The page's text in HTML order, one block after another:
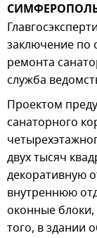
заключение по
ремонта
служба
Проектом
санаторного
двух тысяч
декоративную
внутреннюю
оконные
того, в здании